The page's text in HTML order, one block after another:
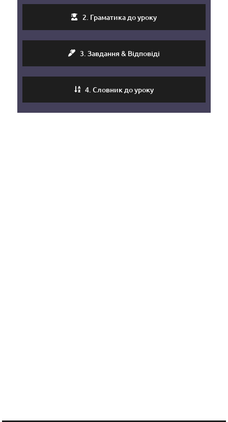
2. Граматика до уроку
3. Завдання & Відповіді
4. Словник до уроку